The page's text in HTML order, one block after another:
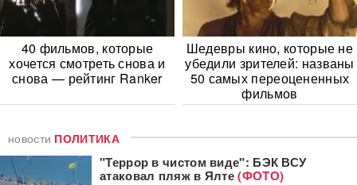
40 фильмов, которые
хочется смотреть снова и
снова — рейтинг Ranker
Шедевры кино, которые не
убедили зрителей: названы
50 самых переоцененных
фильмов
новости ПОЛИТИКА
"Террор в чистом виде": БЭК ВСУ
атаковал пляж в Ялте(ФОТО)